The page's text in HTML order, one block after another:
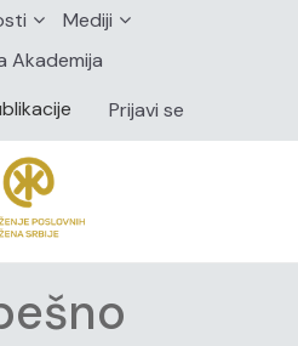
Mediji
Akademija
Prijavi se